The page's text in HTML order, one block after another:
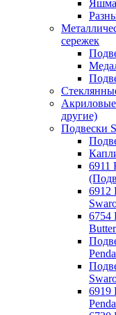
Яшма
сережек
другие)
Подвески
6911
6912
6754
6919